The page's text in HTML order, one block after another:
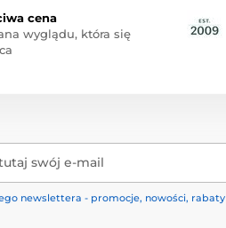
cena
wyglądu, która się
swój e-mail
newslettera - promocje, nowości, rabaty